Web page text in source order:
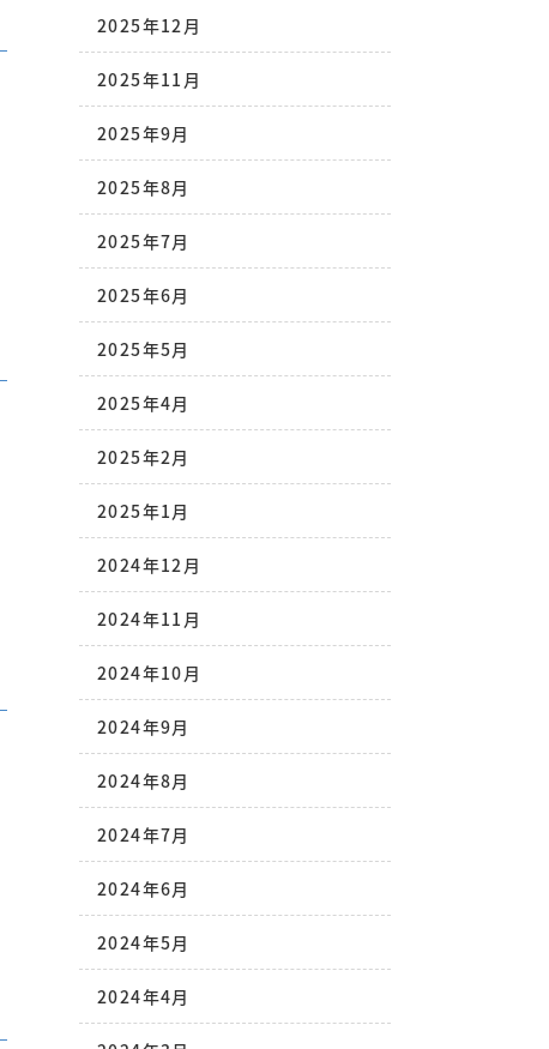
2025年12月
2025年11月
2025年9月
2025年8月
2025年7月
2025年6月
2025年5月
2025年4月
2025年2月
2025年1月
2024年12月
2024年11月
2024年10月
2024年9月
2024年8月
2024年7月
2024年6月
2024年5月
2024年4月